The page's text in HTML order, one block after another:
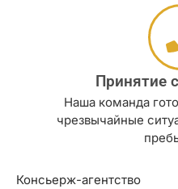
Принятие
Наша команда
чрезвычайные
Консьерж-агентство
также управляет всеми